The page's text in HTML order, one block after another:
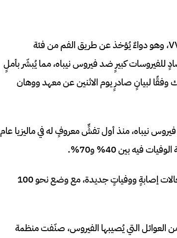
أظهر بحثٌ مشتركٌ أجراه علماء صينيون مؤخرًا أن دواء VV116، وهو دواءٌ يُؤخذ عن طريق الفم من فئة
كوفيد-19، يتمتع بنشاطٍ مضادٍ للفيروسات كبيرٍ ضد فيروس نيباه، مما يُبشّر بأملٍ
لبيانٍ صادرٍ يوم الاثنين عن معهد ووهان
نيباه، منذ أول تفشٍّ معروفٍ له في ماليزيا عام
وفي يناير من هذا العام، شهدت ولاية البنغال الغربية في الهند حالات إصابةٍ ووفياتٍ جديدة، مع وضع نحو 100
العوائل التي يُصيبها الفيروس، صنّفت منظمة